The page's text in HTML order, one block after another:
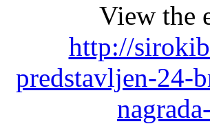
View the
http://
predstavljen-24-